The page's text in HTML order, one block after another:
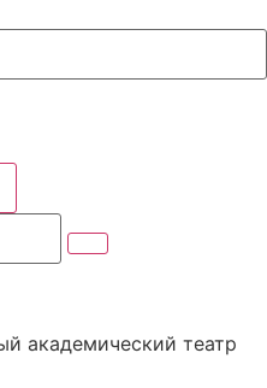
академический театр